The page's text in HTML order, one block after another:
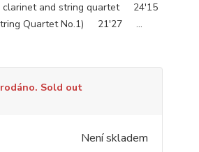
and string quartet 24'15
Quartet No.1) 21'27 ...
Sold out
Není skladem